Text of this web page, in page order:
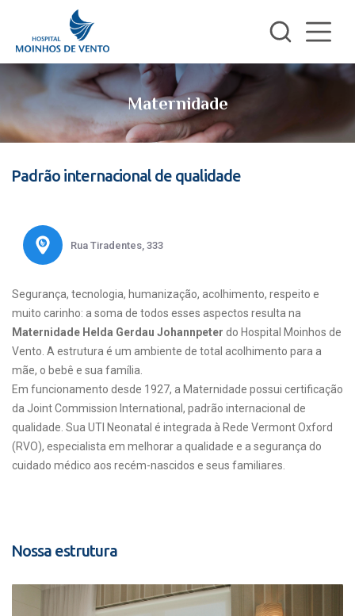
Maternidade
Padrão internacional de qualidade
Rua Tiradentes, 333
Segurança, tecnologia, humanização, acolhimento, respeito e
muito carinho: a soma de todos esses aspectos resulta na
Maternidade Helda Gerdau Johannpeter do Hospital Moinhos de
Vento. A estrutura é um ambiente de total acolhimento para a
mãe, o bebê e sua família.
Em funcionamento desde 1927, a Maternidade possui certificação
da Joint Commission International, padrão internacional de
qualidade. Sua UTI Neonatal é integrada à Rede Vermont Oxford
(RVO), especialista em melhorar a qualidade e a segurança do
cuidado médico aos recém-nascidos e seus familiares.
Nossa estrutura